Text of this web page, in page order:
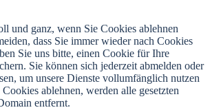
und ganz, wenn Sie Cookies ablehnen
dass Sie immer wieder nach Cookies
Sie uns bitte, einen Cookie für Ihre
Sie können sich jederzeit abmelden oder
um unsere Dienste vollumfänglich nutzen
ablehnen, werden alle gesetzten
entfernt.